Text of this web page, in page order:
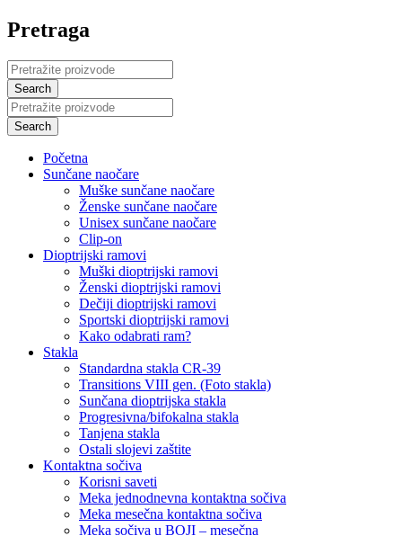
Pretraga
Početna
Sunčane naočare
Muške sunčane naočare
Ženske sunčane naočare
Unisex sunčane naočare
Clip-on
Dioptrijski ramovi
Muški dioptrijski ramovi
Ženski dioptrijski ramovi
Dečiji dioptrijski ramovi
Sportski dioptrijski ramovi
Kako odabrati ram?
Stakla
Standardna stakla CR-39
Transitions VIII gen. (Foto stakla)
Sunčana dioptrijska stakla
Progresivna/bifokalna stakla
Tanjena stakla
Ostali slojevi zaštite
Kontaktna sočiva
Korisni saveti
Meka jednodnevna kontaktna sočiva
Meka mesečna kontaktna sočiva
Meka sočiva u BOJI – mesečna